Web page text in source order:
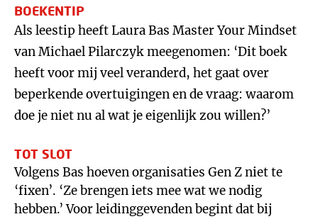
BOEKENTIP
Als leestip heeft Laura Bas Master Your Mindset
van Michael Pilarczyk meegenomen: ‘Dit boek
heeft voor mij veel veranderd, het gaat over
beperkende overtuigingen en de vraag: waarom
doe je niet nu al wat je eigenlijk zou willen?’
TOT SLOT
Volgens Bas hoeven organisaties Gen Z niet te
‘fixen’. ‘Ze brengen iets mee wat we nodig
hebben.’ Voor leidinggevenden begint dat bij